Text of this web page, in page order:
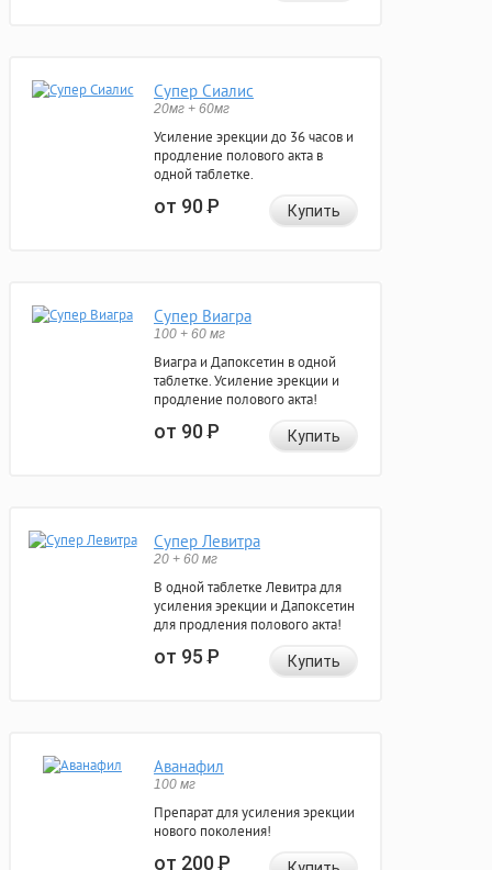
Супер Сиалис
20мг + 60мг
Усиление эрекции до 36 часов и
продление полового акта в
одной таблетке.
от 90Р Купить
Супер Виагра
100 + 60 мг
Виагра и Дапоксетин в одной
таблетке. Усиление эрекции и
продление полового акта!
от 90Р Купить
Супер Левитра
20 + 60 мг
В одной таблетке Левитра для
усиления эрекции и Дапоксетин
для продления полового акта!
от 95Р Купить
Аванафил
100 мг
Препарат для усиления эрекции
нового поколения!
от 200Р